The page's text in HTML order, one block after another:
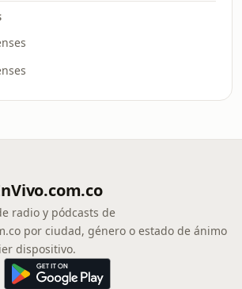
radio y pódcasts de
por ciudad, género o estado de ánimo
dispositivo.